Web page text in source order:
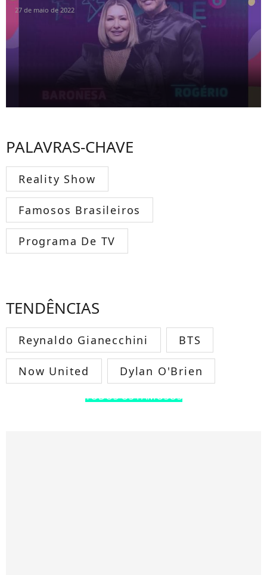
27 de maio de 2022
PALAVRAS-CHAVE
Reality Show
Famosos Brasileiros
Programa De TV
TENDÊNCIAS
Reynaldo Gianecchini BTS
Now United Dylan O'Brien
TODOS OS FAMOSOS